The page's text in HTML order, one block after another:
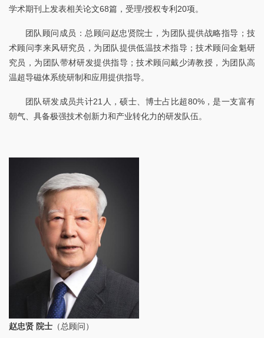
学术期刊上发表相关论文68篇，受理/授权专利20项。
团队顾问成员：总顾问赵忠贤院士，为团队提供战略指导；技
术顾问李来风研究员，为团队提供低温技术指导；技术顾问金魁研
究员，为团队带材研发提供指导；技术顾问戴少涛教授，为团队高
温超导磁体系统研制和应用提供指导。
团队研发成员共计21人，硕士、博士占比超80%，是一支富有
朝气、具备极强技术创新力和产业转化力的研发队伍。
赵忠贤 院士 （总顾问）